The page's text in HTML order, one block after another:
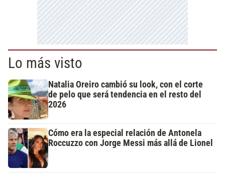
Lo más visto
Natalia Oreiro cambió su look, con el corte
de pelo que será tendencia en el resto del
2026
Cómo era la especial relación de Antonela
Roccuzzo con Jorge Messi más allá de Lionel